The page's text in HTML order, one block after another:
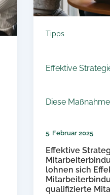
Tipps
Effektive
Diese
5. Februar 2025
Effektive
lohnen sich
qualifizierte